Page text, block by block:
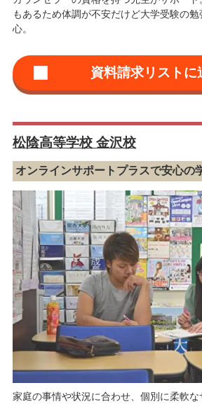
もあるため体調が不安だけど大学受験の
心。
松陰高等学校 金沢校
オンラインサポートプラスで安心の
家庭の事情や状況に合わせ、個別に柔軟